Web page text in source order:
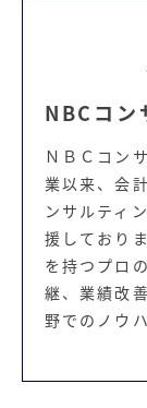
NBCコン
ＮＢＣコン
業以来、会
ンサルティ
援しており
を持つプロ
継、業績改
野でのノウ